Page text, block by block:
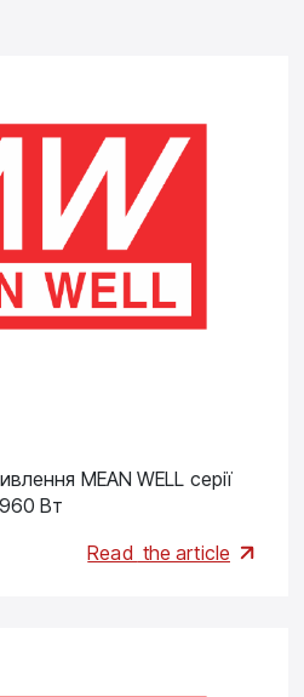
MEAN WELL серії
Вт
Read the article